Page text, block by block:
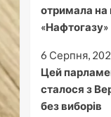
отримала на
«Нафтогазу»
6 Серпня,
Цей
сталося з
без виборів